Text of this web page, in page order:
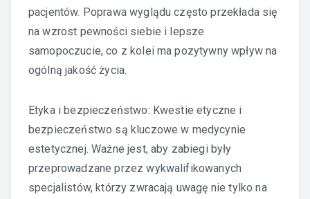
pacjentów. Poprawa wyglądu często przekłada się
na wzrost pewności siebie i lepsze
samopoczucie, co z kolei ma pozytywny wpływ na
ogólną jakość życia.
Etyka i bezpieczeństwo: Kwestie etyczne i
bezpieczeństwo są kluczowe w medycynie
estetycznej. Ważne jest, aby zabiegi były
przeprowadzane przez wykwalifikowanych
specjalistów, którzy zwracają uwagę nie tylko na